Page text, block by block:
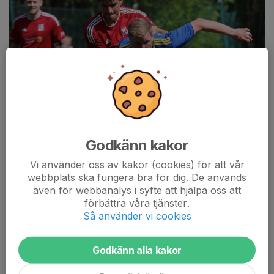
Det blev förlust med 4-0 mot KB Karlskoga i söndagens
enkronasmatch.
Det märktes redan inför avspark att det var ett taggat
Godkänn kakor
Vi använder oss av kakor (cookies) för att vår
webbplats ska fungera bra för dig. De används
även för webbanalys i syfte att hjälpa oss att
förbättra våra tjänster.
Så använder vi cookies
Godkänn alla kakor